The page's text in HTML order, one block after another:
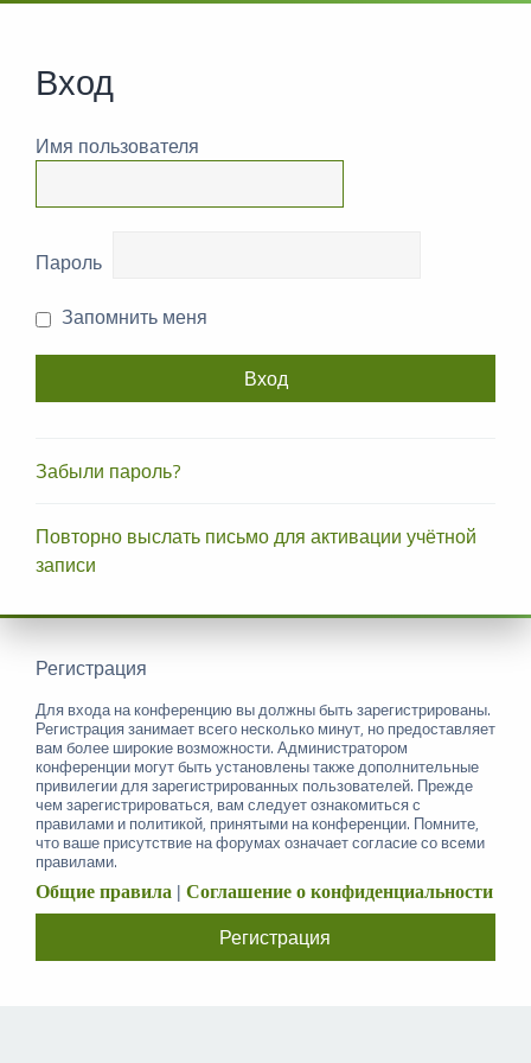
Вход
Имя пользователя
Пароль
Запомнить меня
Забыли пароль?
Повторно выслать письмо для активации учётной
записи
Регистрация
Для входа на конференцию вы должны быть зарегистрированы.
Регистрация занимает всего несколько минут, но предоставляет
вам более широкие возможности. Администратором
конференции могут быть установлены также дополнительные
привилегии для зарегистрированных пользователей. Прежде
чем зарегистрироваться, вам следует ознакомиться с
правилами и политикой, принятыми на конференции. Помните,
что ваше присутствие на форумах означает согласие со всеми
правилами.
Общие правила | Соглашение о конфиденциальности
Регистрация